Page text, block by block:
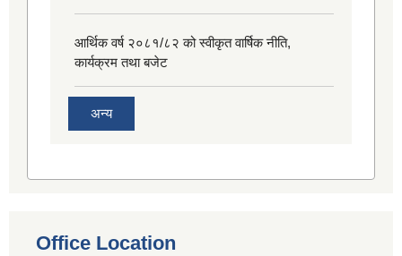
आर्थिक वर्ष २०८१/८२ को स्वीकृत वार्षिक नीति,
कार्यक्रम तथा बजेट
अन्य
Office Location